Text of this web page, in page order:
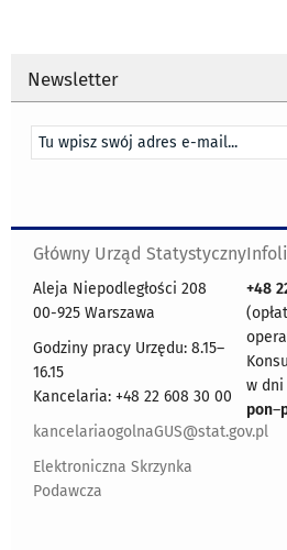
Newsletter
Główny Urząd Statystyczny
Aleja Niepodległości 208
00-925 Warszawa
Godziny pracy Urzędu: 8.15–
16.15
Kancelaria: +48 22 608 30 00
kancelariaogolnaGUS@stat.gov.pl
Elektroniczna Skrzynka
Podawcza
+48
w dni
pon–